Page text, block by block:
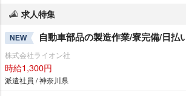
求人特集
NEW 自動車部品の製造作業/寮完備/日払
株式会社ライオン社
時給1,300円
派遣社員 / 神奈川県